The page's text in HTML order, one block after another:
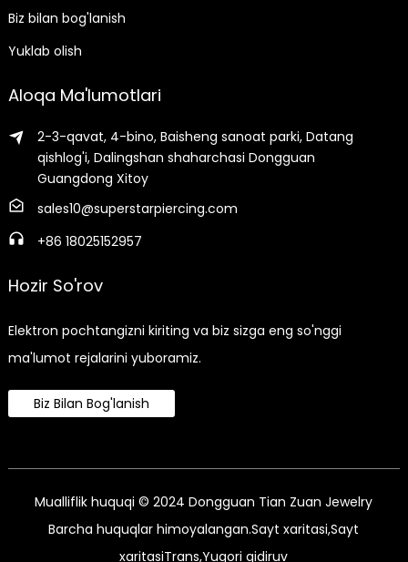
Biz bilan bog'lanish
Yuklab olish
Aloqa Ma'lumotlari
2-3-qavat, 4-bino, Baisheng sanoat parki, Datang
qishlog'i, Dalingshan shaharchasi Dongguan
Guangdong Xitoy
sales10@superstarpiercing.com
+86 18025152957
Hozir So'rov
Elektron pochtangizni kiriting va biz sizga eng so'nggi
ma'lumot rejalarini yuboramiz.
Biz Bilan Bog'lanish
Mualliflik huquqi © 2024 Dongguan Tian Zuan Jewelry
Barcha huquqlar himoyalangan.Sayt xaritasi,Sayt
xaritasiTrans,Yuqori qidiruv